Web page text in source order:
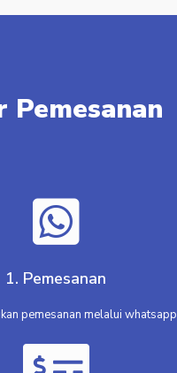
Pemesanan
1. Pemesanan
pemesanan melalui whatsapp